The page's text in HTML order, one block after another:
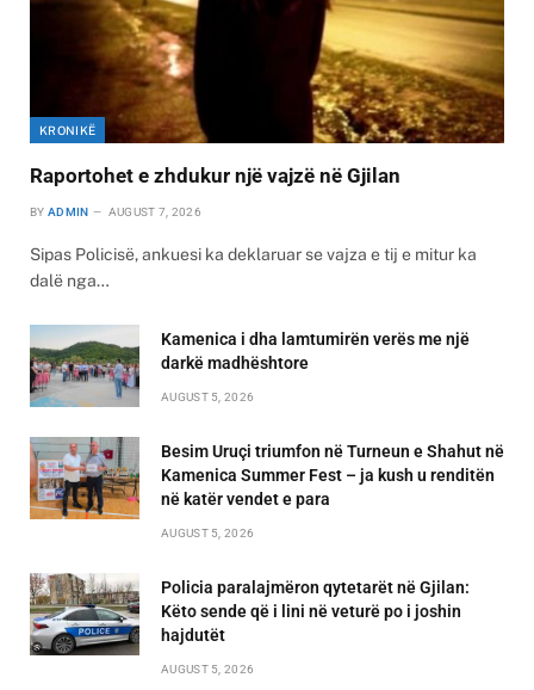
KRONIKË
Raportohet e zhdukur një vajzë në Gjilan
BY ADMIN AUGUST 7, 2026
Sipas Policisë, ankuesi ka deklaruar se vajza e tij e mitur ka
dalë nga…
Kamenica i dha lamtumirën verës me një
darkë madhështore
AUGUST 5, 2026
Besim Uruçi triumfon në Turneun e Shahut në
Kamenica Summer Fest – ja kush u renditën
në katër vendet e para
AUGUST 5, 2026
Policia paralajmëron qytetarët në Gjilan:
Këto sende që i lini në veturë po i joshin
hajdutët
AUGUST 5, 2026